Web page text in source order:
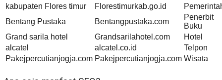
kabupaten Flores timur
Florestimurkab.go.id
Bentang Pustaka
Bentangpustaka.com
Penerbit
Buku
Grand sarila hotel
Grandsarilahotel.com
Hotel
alcatel
alcatel.co.id
Telpon
Pakejpercutianjogja.com Pakejpercutianjogja.com Wisata